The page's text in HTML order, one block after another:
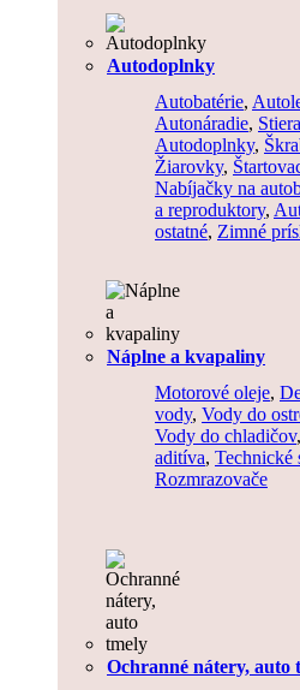
Autodoplnky
Autobatérie,
Autonáradie,
Autodoplnky,
Žiarovky,
Nabíjačky na
a reproduktory,
ostatné, Zimné
Náplne a kvapaliny
Motorové oleje,
vody, Vody do
Vody do chladičov,
aditíva, Technické
Rozmrazovače
Ochranné nátery, auto